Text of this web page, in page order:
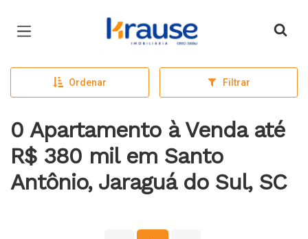
Página inicial
Ordenar Filtrar
0 Apartamento à Venda até
R$ 380 mil em Santo
Antônio, Jaraguá do Sul, SC